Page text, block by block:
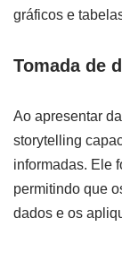
gráficos e
Tomada de
Ao apresentar
storytelling
informadas. Ele
permitindo que
dados e os